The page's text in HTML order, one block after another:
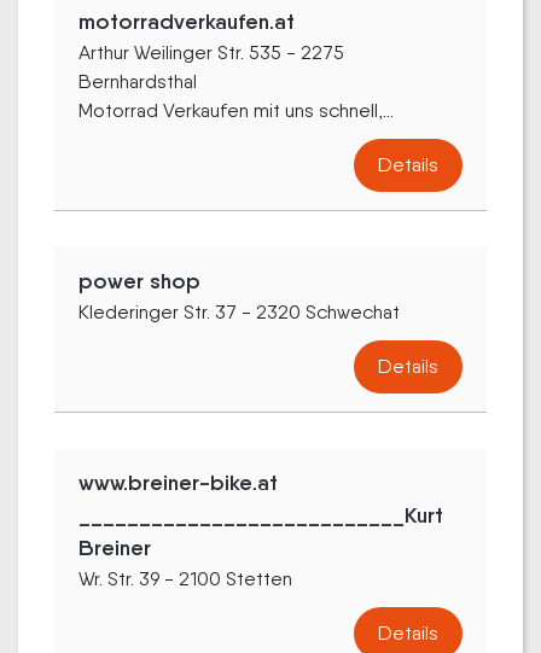
motorradverkaufen.at
Arthur Weilinger Str. 535 - 2275
Bernhardsthal
Motorrad Verkaufen mit uns schnell,...
Details
power shop
Klederinger Str. 37 - 2320 Schwechat
Details
www.breiner-bike.at
___________________________Kurt
Breiner
Wr. Str. 39 - 2100 Stetten
Details